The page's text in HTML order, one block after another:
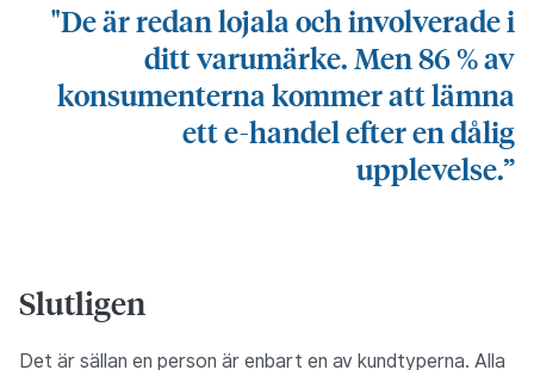
"De är redan lojala och involverade i
ditt varumärke. Men 86 % av
konsumenterna kommer att lämna
ett e-handel efter en dålig
upplevelse.”
Slutligen
Det är sällan en person är enbart en av kundtyperna. Alla